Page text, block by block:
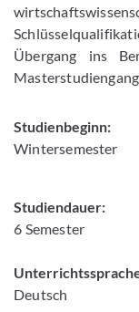
Übergang ins
Studienbeginn:
Wintersemester
Studiendauer:
6 Semester
Deutsch